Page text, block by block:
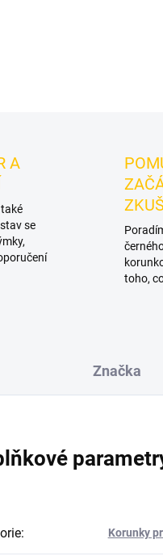
A
se
toho,
Značka
: Korunky